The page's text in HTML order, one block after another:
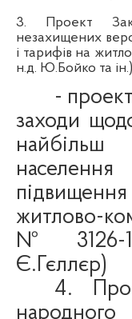
3. Проект
незахищених
і тарифів на
н.д. Ю.Бойко та ін.)
-
заходи
найбільш
житлово-
№ 3126-
Є. Гєллєр)
4.